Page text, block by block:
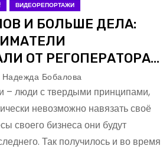
ВИДЕОРЕПОРТАЖИ
И БОЛЬШЕ ДЕЛА:
ОТ РЕГОПЕРАТОРА
В МУСОРНОМ
Надежда Бобалова
– люди с твердыми принципами,
невозможно навязать своё
своего бизнеса они будут
Так получилось и во время